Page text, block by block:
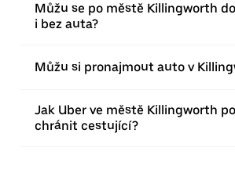
Můžu se po městě Killingworth
i bez auta?
Můžu si pronajmout auto v
Jak Uber ve městě Killingworth
chránit cestující?